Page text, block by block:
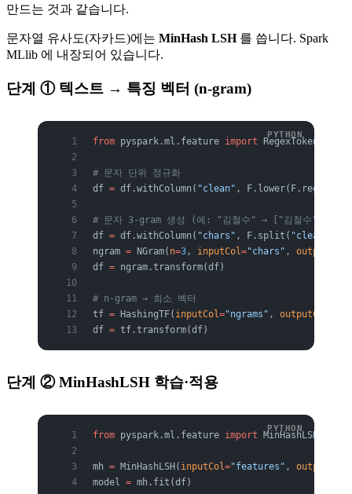
만드는 것과 같습니다.
문자열 유사도(자카드)에는 MinHash LSH를 씁니다. Spark
MLlib 에 내장되어 있습니다.
단계 ① 텍스트 → 특징 벡터 (n-gram)
from pyspark.ml.feature import RegexTokenizer,
# 문자 단위 정규화
df = df.withColumn( "clean" ,
# 문자 3-gram 생성 (예: "김철수" → ["김철수"] 등 —
df = df.withColumn( "chars" , F.split( "clean"
ngram = NGram( n=3 , inputCol ="chars" , outputCol
df = ngram.transform(df)
# n-gram → 희소 벡터
tf = HashingTF( inputCol ="ngrams" , outputCol
df = tf.transform(df)
단계 ② MinHashLSH 학습·적용
from pyspark.ml.feature import MinHashLSH
mh = MinHashLSH( inputCol ="features" , outputCol
model = mh.fit(df)